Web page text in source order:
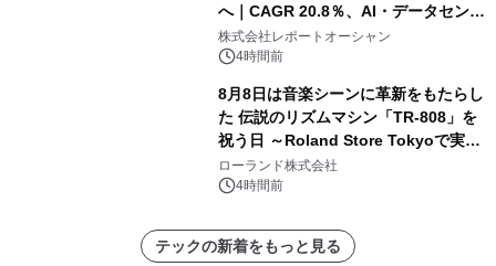
へ｜CAGR 20.8％、AI・データセンタ
ー需要が成長を牽引
株式会社レポートオーシャン
4時間前
8月8日は音楽シーンに革新をもたらし
た 伝説のリズムマシン「TR-808」を
祝う日 ～Roland Store Tokyoで実機
を展示しての 記念キャンペーンを開
催 英国ラジオ「NTS」の 特別プログ
アーティストを フィーチャーしたアニ
メーションを公開～
ローランド株式会社
4時間前
テックの新着をもっと見る